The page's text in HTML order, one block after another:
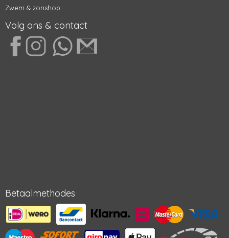
Zwem & zonshop
Volg ons & contact
Betaalmethodes